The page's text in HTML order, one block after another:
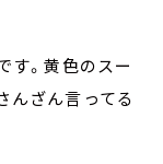
す。黄色のスー
んざん言ってる